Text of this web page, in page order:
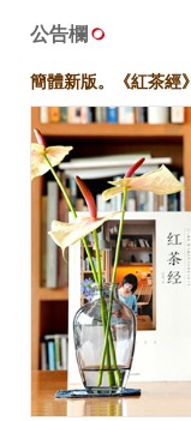
公告欄
簡體新版。《紅茶經》